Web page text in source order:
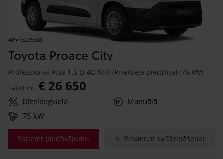
#PVT3295388
Toyota Proace City
Professional Plus 1.5 D-4D M/T (Priekšējā piedziņa) (75 kW)
Sākot no € 26 650
Dīzeļdegviela
Manuālā
75 kW
Saņemt piedāvājumu Pievienot salīdzināšanai